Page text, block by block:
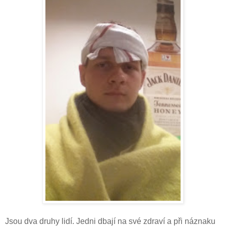
Jsou dva druhy lidí. Jedni dbají na své zdraví a při náznaku